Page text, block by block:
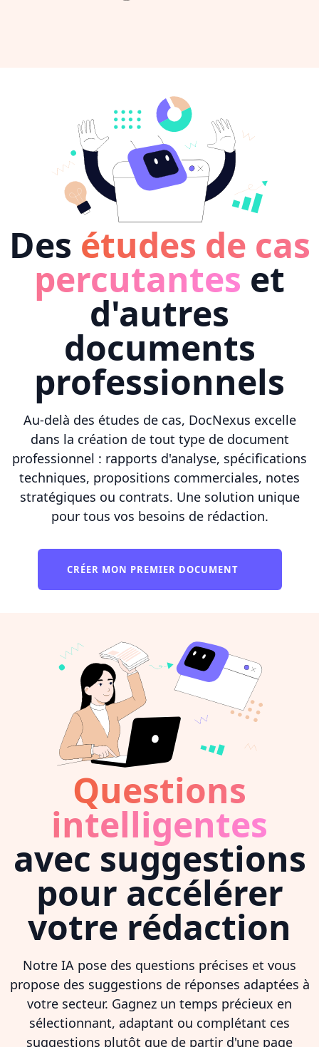
Des études de cas
percutantes et
d'autres
documents
professionnels
Au-delà des études de cas, DocNexus excelle
dans la création de tout type de document
professionnel : rapports d'analyse, spécifications
techniques, propositions commerciales, notes
stratégiques ou contrats. Une solution unique
pour tous vos besoins de rédaction.
CRÉER MON PREMIER DOCUMENT
Questions
intelligentes
avec suggestions
pour accélérer
votre rédaction
Notre IA pose des questions précises et vous
propose des suggestions de réponses adaptées à
votre secteur. Gagnez un temps précieux en
sélectionnant, adaptant ou complétant ces
suggestions plutôt que de partir d'une page